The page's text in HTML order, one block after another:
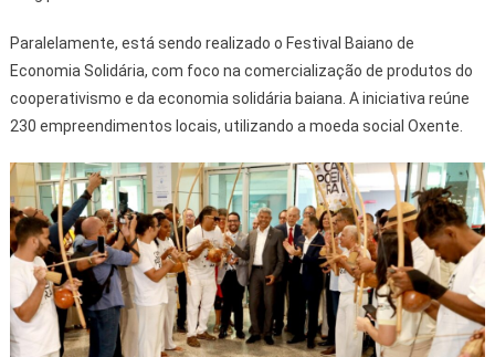
Paralelamente, está sendo realizado o Festival Baiano de
Economia Solidária, com foco na comercialização de produtos do
cooperativismo e da economia solidária baiana. A iniciativa reúne
230 empreendimentos locais, utilizando a moeda social Oxente.